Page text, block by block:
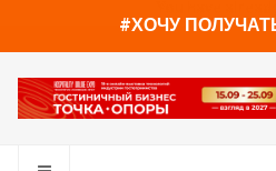
#ХОЧУ